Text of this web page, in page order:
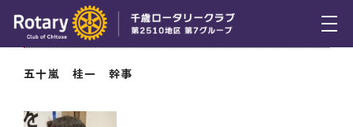
トピックス
11月27日（木） 幹事報告
五十嵐 桂一 幹事